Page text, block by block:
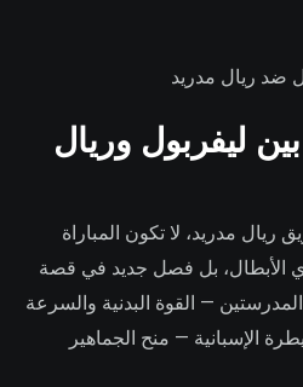
بين ليفربول وريال
ريال مدريد، لا تكون المباراة
الأبطال، بل فصل جديد في قصة
— القوة البدنية والسرعة
الإسبانية — منح الجماهير